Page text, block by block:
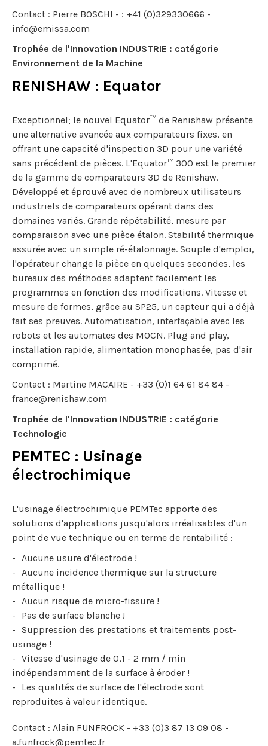
Contact : Pierre BOSCHI - : +41 (0)329330666 -
info@emissa.com
Trophée de l'Innovation INDUSTRIE : catégorie
Environnement de la Machine
RENISHAW : Equator
Exceptionnel; le nouvel Equator™ de Renishaw présente
une alternative avancée aux comparateurs fixes, en
offrant une capacité d'inspection 3D pour une variété
sans précédent de pièces. L'Equator™ 300 est le premier
de la gamme de comparateurs 3D de Renishaw.
Développé et éprouvé avec de nombreux utilisateurs
industriels de comparateurs opérant dans des
domaines variés. Grande répétabilité, mesure par
comparaison avec une pièce étalon. Stabilité thermique
assurée avec un simple ré-étalonnage. Souple d'emploi,
l'opérateur change la pièce en quelques secondes, les
bureaux des méthodes adaptent facilement les
programmes en fonction des modifications. Vitesse et
mesure de formes, grâce au SP25, un capteur qui a déjà
fait ses preuves. Automatisation, interfaçable avec les
robots et les automates des MOCN. Plug and play,
installation rapide, alimentation monophasée, pas d'air
comprimé.
Contact : Martine MACAIRE - +33 (0)1 64 61 84 84 -
france@renishaw.com
Trophée de l'Innovation INDUSTRIE : catégorie
Technologie
PEMTEC : Usinage
électrochimique
L'usinage électrochimique PEMTec apporte des
solutions d'applications jusqu'alors irréalisables d'un
point de vue technique ou en terme de rentabilité :
Aucune usure d'électrode !
Aucune incidence thermique sur la structure
métallique !
Aucun risque de micro-fissure !
Pas de surface blanche !
Suppression des prestations et traitements post-
usinage !
Vitesse d'usinage de 0,1 - 2 mm / min
indépendamment de la surface à éroder !
Les qualités de surface de l'électrode sont
reproduites à valeur identique.
Contact : Alain FUNFROCK - +33 (0)3 87 13 09 08 -
a.funfrock@pemtec.fr